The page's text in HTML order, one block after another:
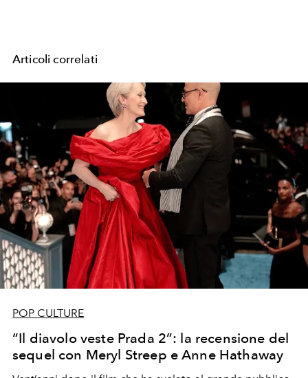
Articoli correlati
POP CULTURE
“Il diavolo veste Prada 2”: la recensione del
sequel con Meryl Streep e Anne Hathaway